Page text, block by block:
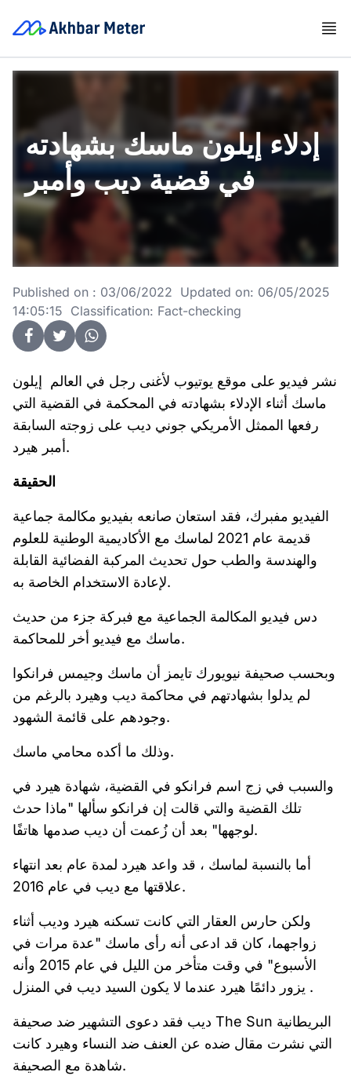
إدلاء إيلون ماسك بشهادته
في قضية ديب وأمبر
Published on : 03/06/2022 Updated on: 06/05/2025
14:05:15 Classification: Fact-checking
نشر فيديو على موقع يوتيوب لأغنى رجل في العالم إيلون
ماسك أثناء الإدلاء بشهادته في المحكمة في القضية التي
رفعها الممثل الأمريكي جوني ديب على زوجته السابقة
أمبر هيرد.
الحقيقة
الفيديو مفبرك، فقد استعان صانعه بفيديو مكالمة جماعية
قديمة عام 2021 لماسك مع الأكاديمية الوطنية للعلوم
والهندسة والطب حول تحديث المركبة الفضائية القابلة
لإعادة الاستخدام الخاصة به.
دس فيديو المكالمة الجماعية مع فبركة جزء من حديث
ماسك مع فيديو أخر للمحاكمة.
وبحسب صحيفة نيويورك تايمز أن ماسك وجيمس فرانكوا
لم يدلوا بشهادتهم في محاكمة ديب وهيرد بالرغم من
وجودهم على قائمة الشهود.
وذلك ما أكده محامي ماسك.
والسبب في زج اسم فرانكو في القضية، شهادة هيرد في
تلك القضية والتي قالت إن فرانكو سألها "ماذا حدث
لوجهها" بعد أن زُعمت أن ديب صدمها هاتفًا.
أما بالنسبة لماسك ، قد واعد هيرد لمدة عام بعد انتهاء
علاقتها مع ديب في عام 2016.
ولكن حارس العقار التي كانت تسكنه هيرد وديب أثناء
زواجهما، كان قد ادعى أنه رأى ماسك "عدة مرات في
الأسبوع" في وقت متأخر من الليل في عام 2015 وأنه
يزور دائمًا هيرد عندما لا يكون السيد ديب في المنزل .
ديب فقد دعوى التشهير ضد صحيفة The Sun البريطانية
التي نشرت مقال ضده عن العنف ضد النساء وهيرد كانت
شاهدة مع الصحيفة.